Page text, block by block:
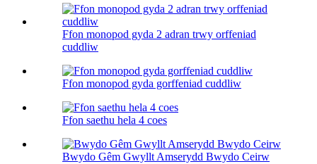
Ffon monopod gyda 2 adran trwy orffeniad
cuddliw
Ffon monopod gyda gorffeniad cuddliw
Ffon saethu hela 4 coes
Bwydo Gêm Gwyllt Amserydd Bwydo Ceirw